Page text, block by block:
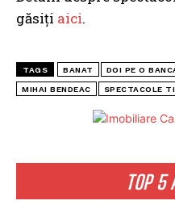
TOP 5
găsiți aici.
TAGS BANAT DOI PE O
MIHAI BENDEAC SPECTACOLE